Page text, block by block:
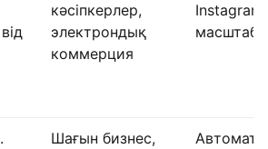
кәсіпкерлер,
электрондық
коммерция
Instagram,
Шағын бизнес,